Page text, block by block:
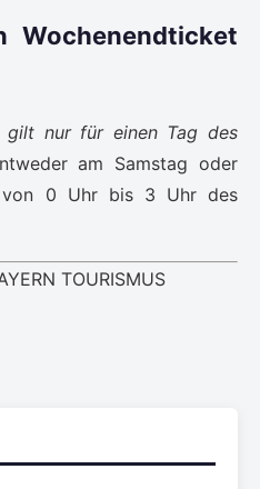
gilt nur für einen Tag des
am Samstag oder
0 Uhr bis 3 Uhr des
TOURISMUS